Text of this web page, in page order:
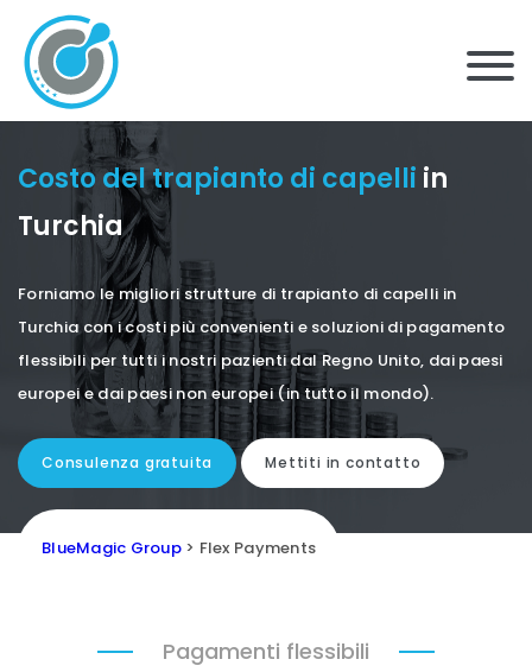
Costo del trapianto di capelli in
Turchia
Forniamo le migliori strutture di trapianto di capelli in
Turchia con i costi più convenienti e soluzioni di pagamento
flessibili per tutti i nostri pazienti dal Regno Unito, dai paesi
europei e dai paesi non europei (in tutto il mondo).
Consulenza gratuita Mettiti in contatto
BlueMagic Group> Flex Payments
Pagamenti flessibili